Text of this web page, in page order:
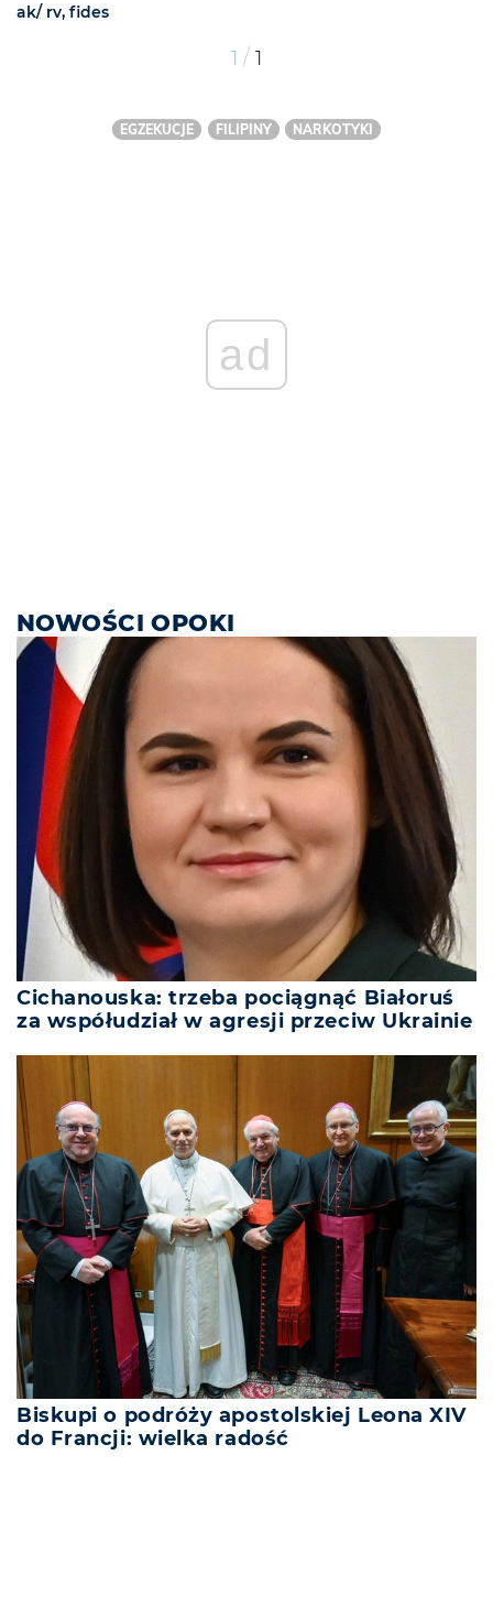
ak/ rv, fides
1 / 1
EGZEKUCJE FILIPINY NARKOTYKI
ad
NOWOŚCI OPOKI
Cichanouska: trzeba pociągnąć Białoruś
za współudział w agresji przeciw Ukrainie
Biskupi o podróży apostolskiej Leona XIV
do Francji: wielka radość